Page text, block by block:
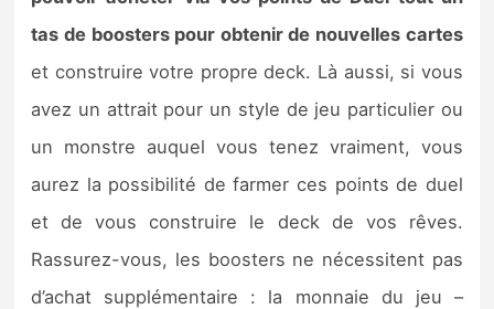
tas de boosters pour obtenir de nouvelles cartes
et construire votre propre deck. Là aussi, si vous
avez un attrait pour un style de jeu particulier ou
un monstre auquel vous tenez vraiment, vous
aurez la possibilité de farmer ces points de duel
et de vous construire le deck de vos rêves.
Rassurez-vous, les boosters ne nécessitent pas
d’achat supplémentaire : la monnaie du jeu –